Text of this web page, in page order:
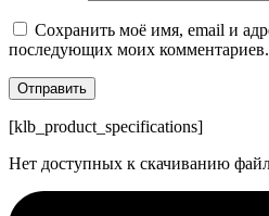
Сохранить моё имя, email и
последующих моих комментариев.
[klb_product_specifications]
Нет доступных к скачиванию